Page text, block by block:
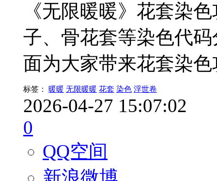
《无限暖暖》花套染
子、骨花套等染色代
面为大家带来花套染
标签： 暖暖 无限暖暖 花套 染色 浮世卷
2026-04-27 15:07:02
0
QQ空间